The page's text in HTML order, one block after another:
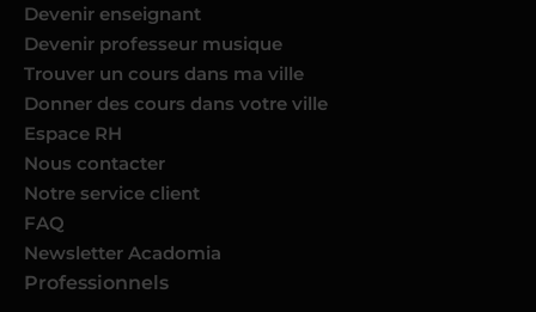
Devenir enseignant
Devenir professeur musique
Trouver un cours dans ma ville
Donner des cours dans votre ville
Espace RH
Nous contacter
Notre service client
FAQ
Newsletter Acadomia
Professionnels